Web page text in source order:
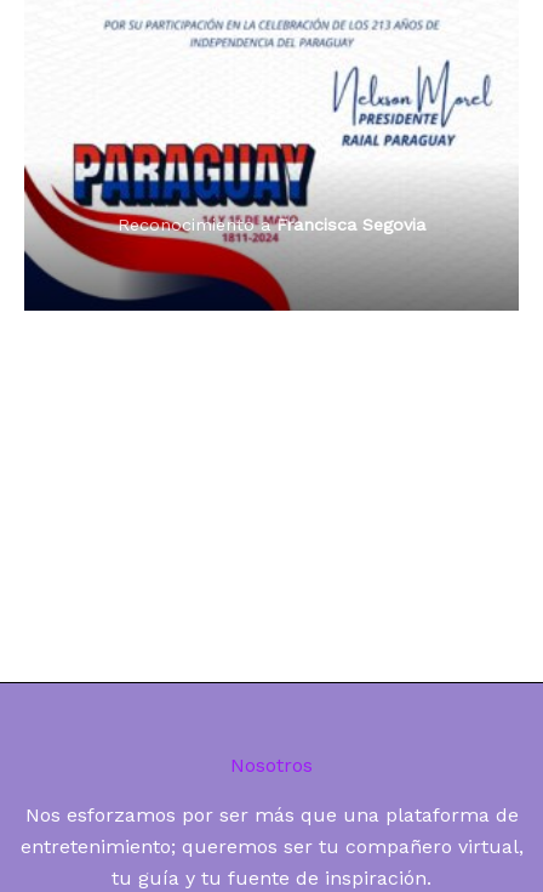
Dama de Oro 2024
Reconocimiento aFrancisca Segovia
Reconocimiento aFrancisca Segovia
Radio Tribuna Abierta
Radio Tribuna Abierta
Radio Oñondivepa Paraguay
Premio Orgullo Paraguayo
Reconocimiento aFrancisca Segovia
Nosotros
Nos esforzamos por ser más que una plataforma de
entretenimiento; queremos ser tu compañero virtual,
tu guía y tu fuente de inspiración.